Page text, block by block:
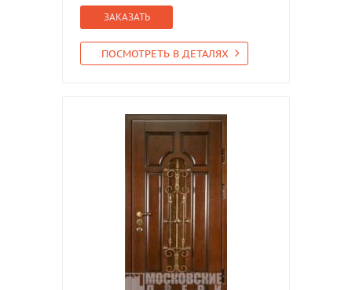
ЗАКАЗАТЬ
ПОСМОТРЕТЬ В ДЕТАЛЯХ